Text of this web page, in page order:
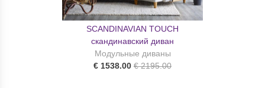
SCANDINAVIAN TOUCH
скандинавский диван
Модульные диваны
€ 1538.00 € 2195.00